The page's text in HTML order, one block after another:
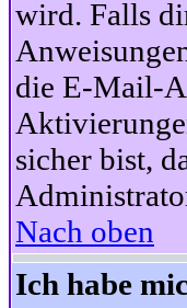
wird. Falls
die E-Mail-
sicher bist,
Nach oben
Ich habe